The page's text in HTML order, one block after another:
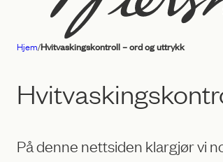
Advokatfirmaet
Wiersholm
Hjem/Hvitvaskingskontroll – ord og uttrykk
På denne nettsiden klargjør vi